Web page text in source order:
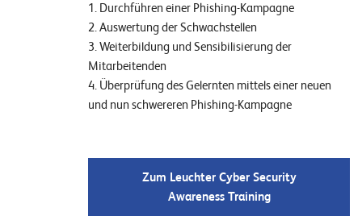
1. Durchführen einer Phishing-Kampagne
2. Auswertung der Schwachstellen
3. Weiterbildung und Sensibilisierung der
Mitarbeitenden
4. Überprüfung des Gelernten mittels einer neuen
und nun schwereren Phishing-Kampagne
Zum Leuchter Cyber Security
Awareness Training